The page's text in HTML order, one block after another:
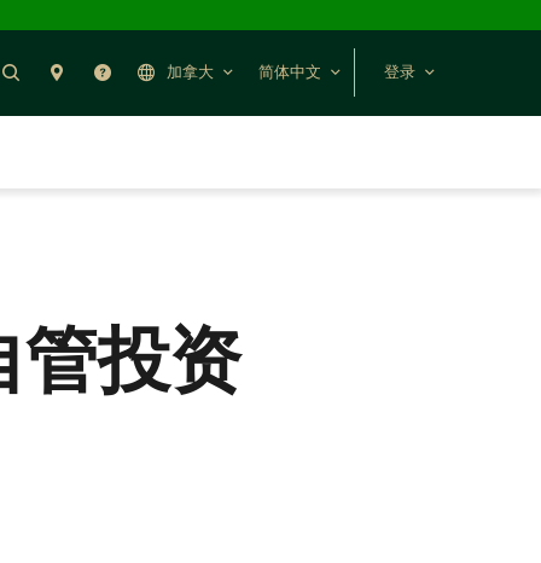
搜索 分行预约帮助 加拿大 简体中文 登录
管投资